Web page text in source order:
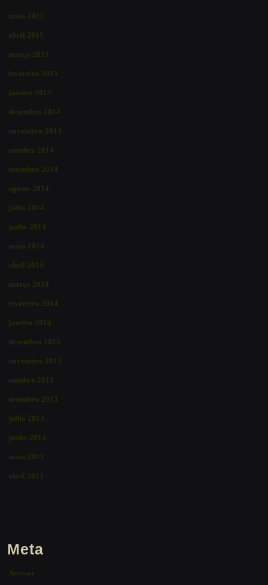
maio 2015
abril 2015
março 2015
fevereiro 2015
janeiro 2015
dezembro 2014
novembro 2014
outubro 2014
setembro 2014
agosto 2014
julho 2014
junho 2014
maio 2014
abril 2014
março 2014
fevereiro 2014
janeiro 2014
dezembro 2013
novembro 2013
outubro 2013
setembro 2013
julho 2013
junho 2013
maio 2013
abril 2013
Meta
Acessar